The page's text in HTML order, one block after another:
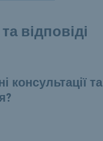
відповіді
консультації та